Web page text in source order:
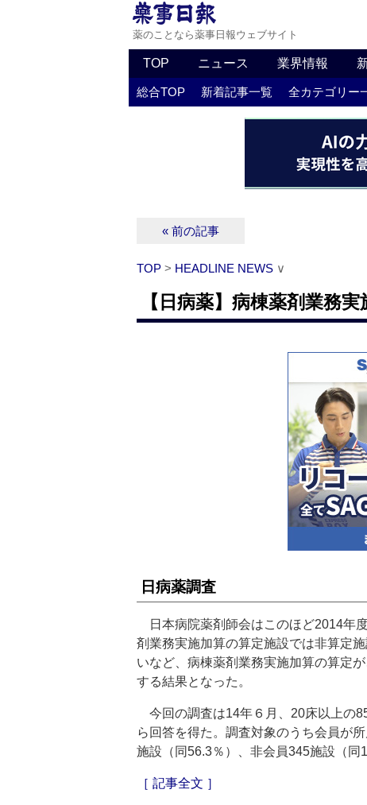
薬のことなら薬事日報ウェブサイト
TOP ニュース 業界情報
総合TOP 新着記事一覧 全カテゴリー
« 前の記事
TOP > HEADLINE NEWS ∨
【日病薬】病棟薬剤業務
日病薬調査
日本病院薬剤師会はこのほど2014年
剤業務実施加算の算定施設では非算定
いなど、病棟薬剤業務実施加算の算定
する結果となった。
今回の調査は14年６月、20床以上の
ら回答を得た。調査対象のうち会員が
施設（同56.3％）、非会員345施設（同
［ 記事全文 ］